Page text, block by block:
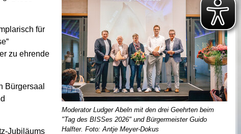
Moderator Ludger Abeln mit den drei Geehrten beim
"Tag des BISSes 2026" und Bürgermeister Guido
Halfter. Foto: Antje Meyer-Dokus
für
zu ehrende
Bürgersaal
Jubiläums